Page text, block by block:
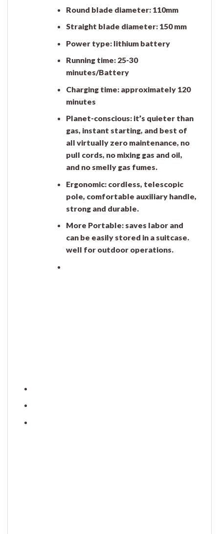
Round blade diameter: 110mm
Straight blade diameter: 150 mm
Power type: lithium battery
Running time: 25-30
minutes/Battery
Charging time: approximately 120
minutes
Planet-conscious: it’s quieter than
gas, instant starting, and best of
all virtually zero maintenance, no
pull cords, no mixing gas and oil,
and no smelly gas fumes.
Ergonomic: cordless, telescopic
pole, comfortable auxiliary handle,
strong and durable.
More Portable: saves labor and
can be easily stored in a suitcase.
well for outdoor operations.